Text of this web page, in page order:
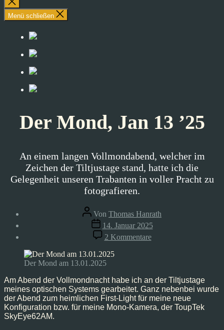
schließen
Menü schließen
Der Mond, Jan 13 ’25
An einem langen Vollmondabend, welcher im
Zeichen der Tiltjustage stand, hatte ich die
Gelegenheit unseren Trabanten in voller Pracht zu
fotografieren.
Beitragsautor
Von Thomas Hanrath
Veröffentlichungsdatum
14. Januar 2025
2 Kommentarezu
Der
’25
Der Mond am 13.01.2025
Am Abend der Vollmondnacht habe ich an der Tiltjustage
meines optischen Systems gearbeitet. Ganz nebenbei wurde
der Abend zum heimlichen First-Light für meine neue
Konfiguration bzw. für meine Mono-Kamera, der ToupTek
SkyEye62AM.